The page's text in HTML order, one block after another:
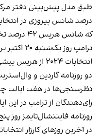
درصد شانس پیروزی در
که شانس هریس ۴۲ درصد تخمین زده شده است.
ترامپ روز
انتخابات ۲۰۲۴ از هریس پیشی گرفت.
نظرسنجی‌ها در هفت ایالت
رای‌دهندگان از ترامپ در این
روزنامه فایننشال‌تایمز روز پنج‌شنبه
در آخرین روزهای کارزار